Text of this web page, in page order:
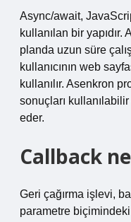
Async/await,
kullanılan bir
planda uzun süre
kullanıcının web
kullanılır. Asenkron
sonuçları
eder.
Callback
Geri çağırma işlevi,
parametre